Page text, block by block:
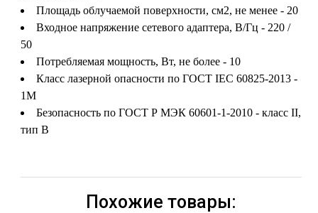
Площадь облучаемой поверхности, см2, не менее - 20
Входное напряжение сетевого адаптера, В/Гц - 220 /
50
Потребляемая мощность, Вт, не более - 10
Класс лазерной опасности по ГОСТ IEC 60825-2013 -
1М
Безопасность по ГОСТ Р МЭК 60601-1-2010 - класс II,
тип B
Похожие товары: